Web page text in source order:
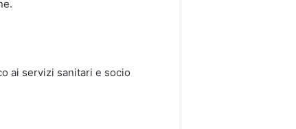
ai servizi sanitari e socio